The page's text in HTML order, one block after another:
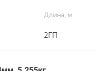
Длина, м
2ГП